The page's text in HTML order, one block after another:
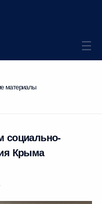
материалы
социально-
Крыма